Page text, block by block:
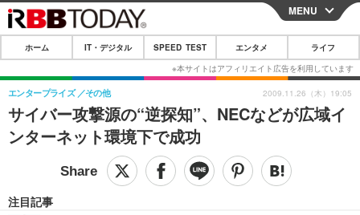
CLOSE
ホーム
IT・デジタル
IT・デジタルTOP スマートフォン
ショッピング その他
SPEED TEST
エンタメTOP 映画・ドラマ
MENU
ホーム IT・デジタル SPEED TEST エンタメ ライフ
サイバー攻撃源の“逆探知”、NECなどが広域イ
ンターネット環境下で成功
エンタープライズ その他
注目記事
2009.11.26（木）19:05